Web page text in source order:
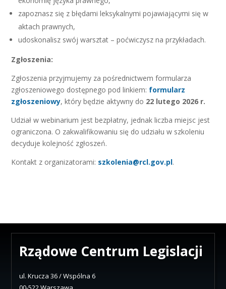
zapoznasz się z błędami leksykalnymi pojawiającymi się w
aktach prawnych,
udoskonalisz swój warsztat – poćwiczysz na przykładach.
Zgłoszenia:
Zgłoszenia przyjmujemy za pośrednictwem formularza
zgłoszeniowego dostępnego pod linkiem: formularz
zgłoszeniowy, który będzie aktywny do 22 lutego 2026 r.
Udział w webinarium jest bezpłatny, jednak liczba miejsc jest
ograniczona. O zakwalifikowaniu się do udziału w szkoleniu
decyduje kolejność zgłoszeń.
Kontakt z organizatorami: szkolenia@rcl.gov.pl.
Rządowe Centrum Legislacji
ul. Krucza 36 / Wspólna 6